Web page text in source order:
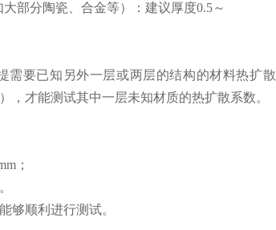
部分陶瓷、合金等）：建议厚度0.5～
要已知另外一层或两层的结构的材料热扩
，才能测试其中一层未知材质的热扩散系数。
；
够顺利进行测试。